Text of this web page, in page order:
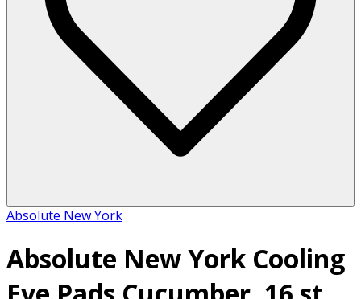
Absolute New York
Absolute New York Cooling